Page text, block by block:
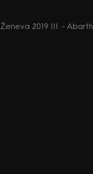
Ženeva 2019 III. - Abarth